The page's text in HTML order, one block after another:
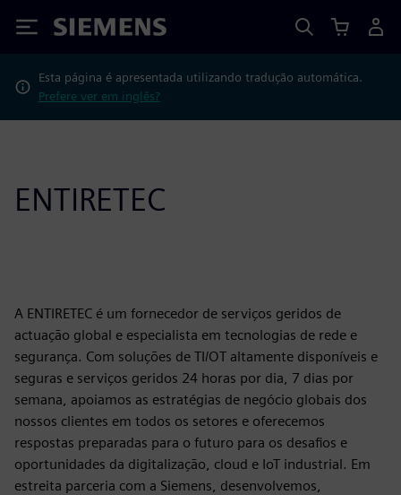
Siemens
Esta página é apresentada utilizando tradução automática.
Prefere ver em inglês?
ENTIRETEC
A ENTIRETEC é um fornecedor de serviços geridos de
actuação global e especialista em tecnologias de rede e
segurança. Com soluções de TI/OT altamente disponíveis e
seguras e serviços geridos 24 horas por dia, 7 dias por
semana, apoiamos as estratégias de negócio globais dos
nossos clientes em todos os setores e oferecemos
respostas preparadas para o futuro para os desafios e
oportunidades da digitalização, cloud e IoT industrial. Em
estreita parceria com a Siemens, desenvolvemos,